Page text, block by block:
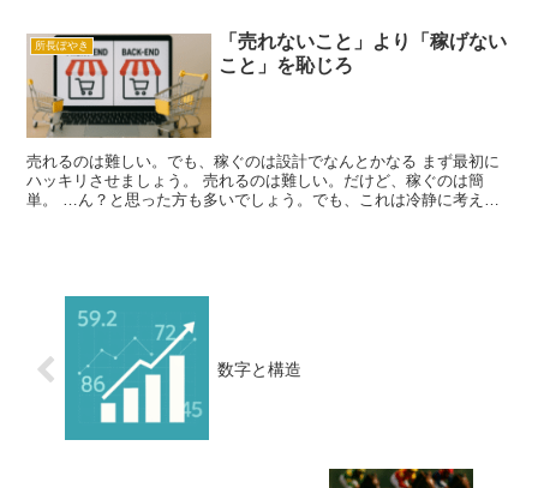
所長ぼやき
「売れないこと」より「稼げない
こと」を恥じろ
売れるのは難しい。でも、稼ぐのは設計でなんとかなる まず最初に
ハッキリさせましょう。 売れるのは難しい。だけど、稼ぐのは簡
単。 …ん？と思った方も多いでしょう。でも、これは冷静に考えれ
数字と構造